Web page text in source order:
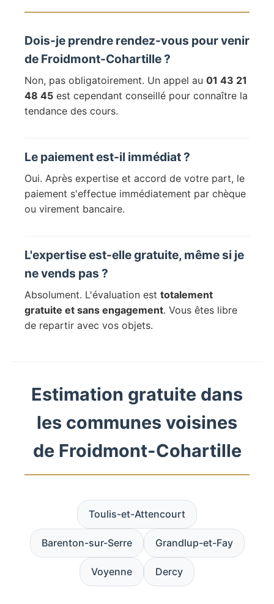
Dois-je prendre rendez-vous pour venir
de Froidmont-Cohartille ?
Non, pas obligatoirement. Un appel au 01 43 21
48 45 est cependant conseillé pour connaître la
tendance des cours.
Le paiement est-il immédiat ?
Oui. Après expertise et accord de votre part, le
paiement s'effectue immédiatement par chèque
ou virement bancaire.
L'expertise est-elle gratuite, même si je
ne vends pas ?
Absolument. L'évaluation est totalement
gratuite et sans engagement. Vous êtes libre
de repartir avec vos objets.
Estimation gratuite dans
les communes voisines
de Froidmont-Cohartille
Toulis-et-Attencourt
Barenton-sur-Serre Grandlup-et-Fay
Voyenne Dercy